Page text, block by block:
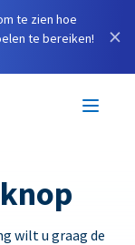
te zien hoe
te bereiken!
×
wilt u graag de